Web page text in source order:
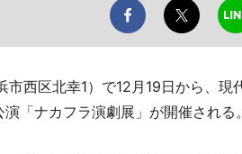
西区北幸1）で12月19日から、現
「ナカフラ演劇展」が開催される。